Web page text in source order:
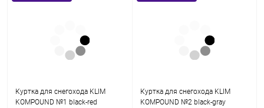
Куртка для снегохода KLIM
KOMPOUND №1 black-red
Куртка для снегохода KLIM
KOMPOUND №2 black-gray